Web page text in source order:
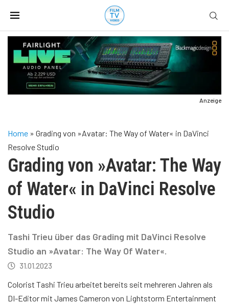
Anzeige
Home » Grading von »Avatar: The Way of Water« in DaVinci
Resolve Studio
Grading von »Avatar: The Way
of Water« in DaVinci Resolve
Studio
Tashi Trieu über das Grading mit DaVinci Resolve
Studio an »Avatar: The Way Of Water«.
31.01.2023
Colorist Tashi Trieu arbeitet bereits seit mehreren Jahren als
DI-Editor mit James Cameron von Lightstorm Entertainment